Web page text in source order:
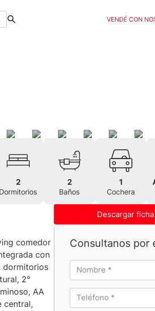
VENDÉ CON
2
Dormitorios
2
Baños
1
Cochera
comedor
con
dormitorios
2°
AA
central,
Descargar ficha
Consultanos por